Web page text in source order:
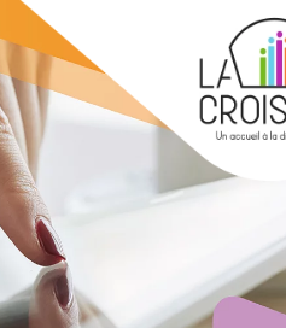
Skip to main content